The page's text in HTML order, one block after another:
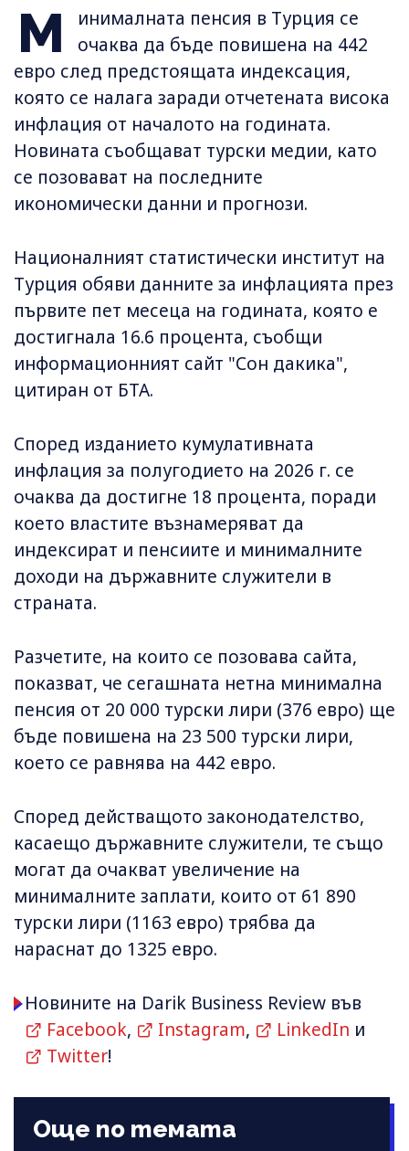
М
инималната пенсия в Турция се
очаква да бъде повишена на 442
евро след предстоящата индексация,
която се налага заради отчетената висока
инфлация от началото на годината.
Новината съобщават турски медии, като
се позовават на последните
икономически данни и прогнози.
Националният статистически институт на
Турция обяви данните за инфлацията през
първите пет месеца на годината, която е
достигнала 16.6 процента, съобщи
информационният сайт "Сон дакика",
цитиран от БТА.
Според изданието кумулативната
инфлация за полугодието на 2026 г. се
очаква да достигне 18 процента, поради
което властите възнамеряват да
индексират и пенсиите и минималните
доходи на държавните служители в
страната.
Разчетите, на които се позовава сайта,
показват, че сегашната нетна минимална
пенсия от 20 000 турски лири (376 евро) ще
бъде повишена на 23 500 турски лири,
което се равнява на 442 евро.
Според действащото законодателство,
касаещо държавните служители, те също
могат да очакват увеличение на
минималните заплати, които от 61 890
турски лири (1163 евро) трябва да
нараснат до 1325 евро.
Новините на Darik Business Review във
Facebook, Instagram, LinkedIn и
Twitter!
Още по темата